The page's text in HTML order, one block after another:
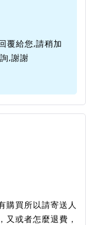
覆給您,請稍加
,謝謝
購買所以請寄送人
又或者怎麼退費，